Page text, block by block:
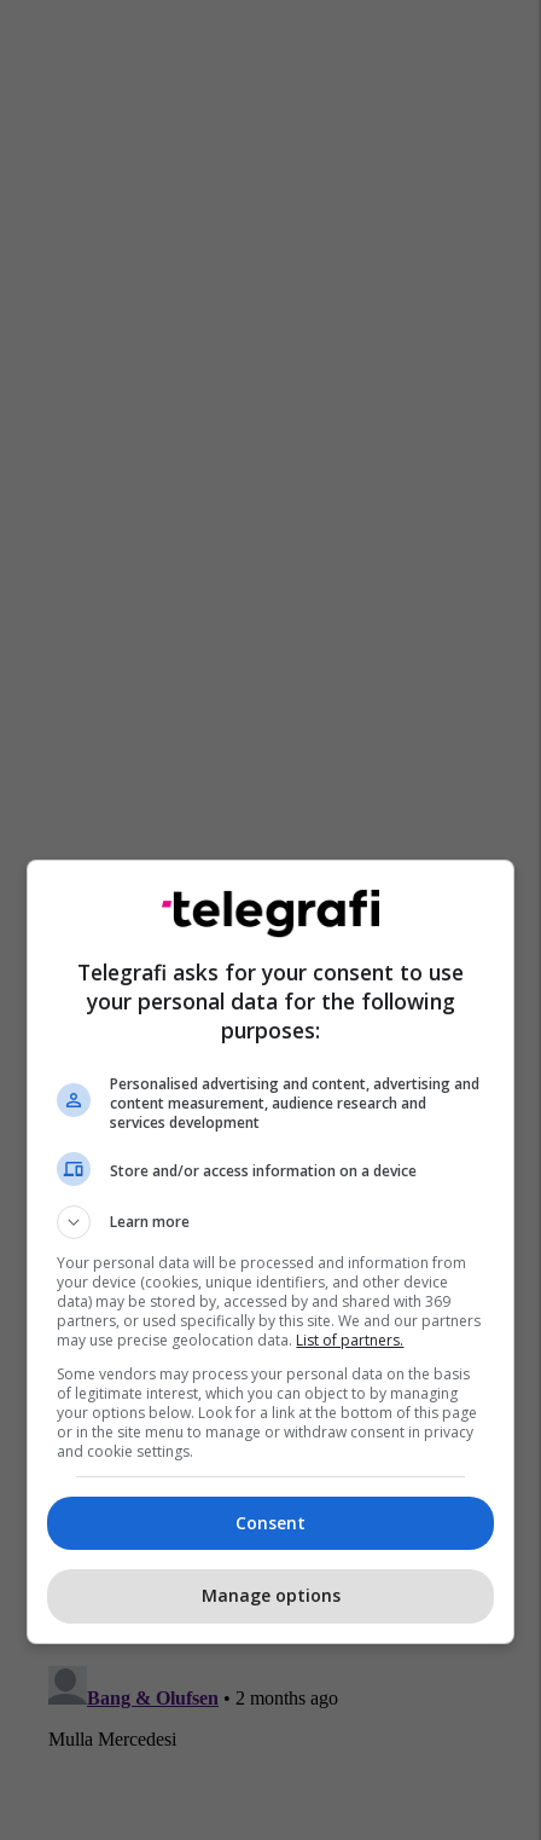
Naim Ternava Kurban Bajrami
Telegrafi asks for your consent to use
your personal data for the following
purposes:
Personalised advertising and content, advertising and
content measurement, audience research and
services development
Store and/or access information on a device
Learn more
Your personal data will be processed and information from
your device (cookies, unique identifiers, and other device
data) may be stored by, accessed by and shared with 369
partners, or used specifically by this site. We and our partners
may use precise geolocation data. List of partners.
Some vendors may process your personal data on the basis
of legitimate interest, which you can object to by managing
your options below. Look for a link at the bottom of this page
or in the site menu to manage or withdraw consent in privacy
and cookie settings.
Consent
Manage options